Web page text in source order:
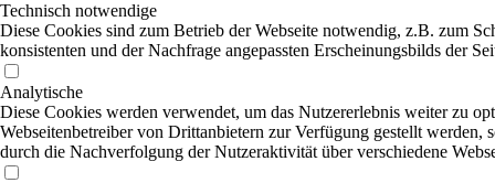
Technisch notwendige
Diese Cookies sind zum Betrieb der Webseite notwendig, z.B. zum
konsistenten und der Nachfrage angepassten Erscheinungsbilds der
Analytische
Diese Cookies werden verwendet, um das Nutzererlebnis weiter zu
Webseitenbetreiber von Drittanbietern zur Verfügung gestellt werden,
durch die Nachverfolgung der Nutzeraktivität über verschiedene